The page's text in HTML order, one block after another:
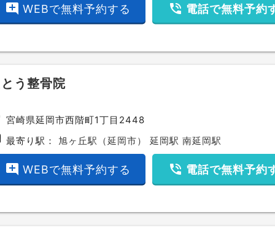
add_comment WEBで無料予約する phone_in_talk 電話で無料予約
とう整骨院
宮崎県延岡市西階町1丁目2448
最寄り駅： 旭ヶ丘駅（延岡市） 延岡駅 南延岡駅
add_comment WEBで無料予約する phone_in_talk 電話で無料予約